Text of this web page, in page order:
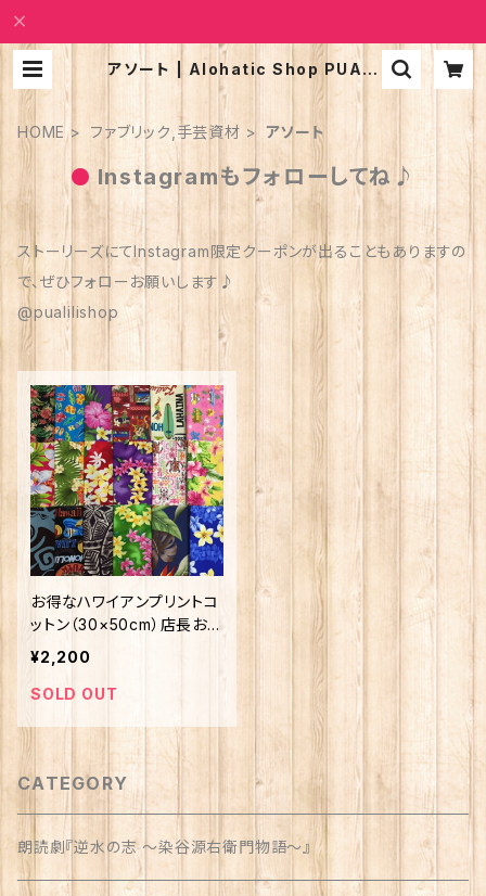
アソート | Alohatic Shop PUALI
HOME ファブリック,手芸資材 アソート
Instagramもフォローしてね♪
ストーリーズにてInstagram限定クーポンが出ることもありますの
で、ぜひフォローお願いします♪
@pualilishop
お得なハワイアンプリントコ
ットン（30×50cm）店長おま
かせ10枚セット
¥2,200
SOLD OUT
CATEGORY
朗読劇『逆水の志 〜染谷源右衛門物語〜』